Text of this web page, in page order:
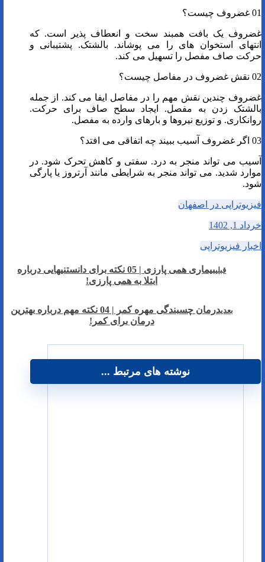
01 غضروف چیست؟
غضروف یک بافت همبند سخت و انعطاف پذیر است. که
انتهای استخوان های را می پوشاند. بالشتک. پشتیبانی و
حرکت صاف مفصل را تسهیل می کند.
02 نقش غضروف در مفاصل چیست؟
غضروف چندین نقش مهم را در مفاصل ایفا می کند. از جمله
بالشتک زدن به مفصل. ایجاد سطح صاف برای حرکت.
روانکاری. و توزیع نیروها و بارهای وارده به مفصل.
03 اگر غضروف آسیب ببیند چه اتفاقی می افتد؟
آسیب می تواند منجر به درد. سفتی و کاهش تحرک شود. در
موارد شدید. می تواند منجر به شرایطی مانند آرتروز یا پارگی
شود.
فیزیوتراپی در اصفهان
خرداد 1, 1402
اخبار فیزیوتراپی
قبلی
بیماری همی پارزی | 05 نکته برای دانستنیهایی درباره
ابتلا به همی پارزی!
بعدی
درمان چسبندگی مهره کمر | 04 نکته مهم درباره بهترین
درمان برای کمر!
نوشته های مرتبط ...